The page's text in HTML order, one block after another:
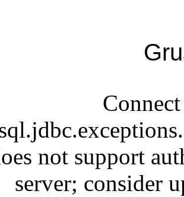
not support
server; consider